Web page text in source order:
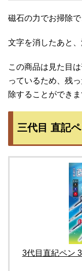
磁石の力でお掃除
文字を消したあと
この商品は見た目
っているため、残
除することができ
三代目 直記
3代目直紀ペン